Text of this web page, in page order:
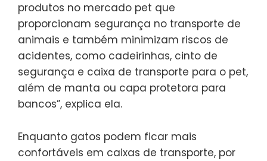
produtos no mercado pet que
proporcionam segurança no transporte de
animais e também minimizam riscos de
acidentes, como cadeirinhas, cinto de
segurança e caixa de transporte para o pet,
além de manta ou capa protetora para
bancos”, explica ela.
Enquanto gatos podem ficar mais
confortáveis em caixas de transporte, por